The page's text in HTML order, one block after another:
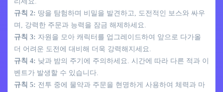
규칙 2: 땅을 탐험하며 비밀을 발견하고, 도전적인 보스와 싸우
며, 강력한 주문과 능력을 잠금 해제하세요.
규칙 3: 자원을 모아 캐릭터를 업그레이드하여 앞으로 다가올
더 어려운 도전에 대비해 더욱 강력해지세요.
규칙 4: 낮과 밤의 주기에 주의하세요. 시간에 따라 다른 적과 이
벤트가 발생할 수 있습니다.
규칙 5: 전투 중에 물약과 주문을 현명하게 사용하여 체력과 마